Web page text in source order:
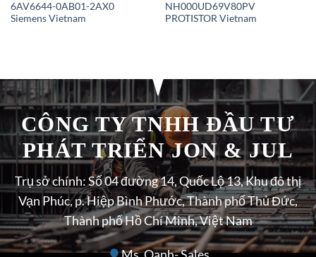
6AV6644-0AB01-2AX0
Siemens Vietnam
NH000UD69V80PV
PROTISTOR Vietnam
CÔNG TY TNHH ĐẦU TƯ
PHÁT TRIỂN JON & JUL
Trụ sở chính: Số 04 đường 14, Quốc Lộ 13, Khu đô thị
Vạn Phúc, p. Hiệp Bình Phước, Thành phố Thủ Đức,
Thành phố Hồ Chí Minh, Việt Nam